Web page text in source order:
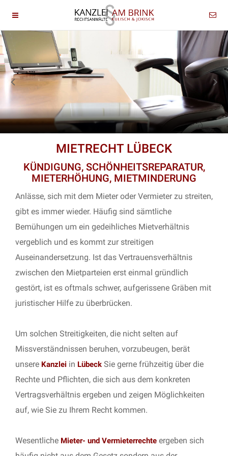
MIETRECHT LÜBECK
KÜNDIGUNG, SCHÖNHEITSREPARATUR,
MIETERHÖHUNG, MIETMINDERUNG
Anlässe, sich mit dem Mieter oder Vermieter zu streiten,
gibt es immer wieder. Häufig sind sämtliche
Bemühungen um ein gedeihliches Mietverhältnis
vergeblich und es kommt zur streitigen
Auseinandersetzung. Ist das Vertrauensverhältnis
zwischen den Mietparteien erst einmal gründlich
gestört, ist es oftmals schwer, aufgerissene Gräben mit
juristischer Hilfe zu überbrücken.
Um solchen Streitigkeiten, die nicht selten auf
Missverständnissen beruhen, vorzubeugen, berät
unsere Kanzlei in Lübeck Sie gerne frühzeitig über die
Rechte und Pflichten, die sich aus dem konkreten
Vertragsverhältnis ergeben und zeigen Möglichkeiten
auf, wie Sie zu Ihrem Recht kommen.
Wesentliche Mieter- und Vermieterrechte ergeben sich